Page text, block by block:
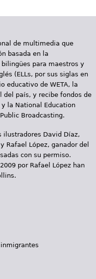
de multimedia que
basada en la
para maestros y
(ELLs, por sus siglas en
educativo de WETA, la
del país, y recibe fondos de
y la National Education
Broadcasting.
ilustradores David Díaz,
Rafael López, ganador del
con su permiso.
por Rafael López han